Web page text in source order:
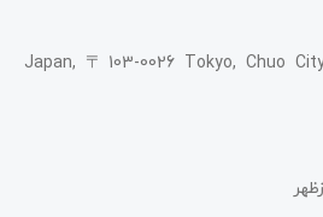
Japan, 〒103-0026 Tokyo, Chuo